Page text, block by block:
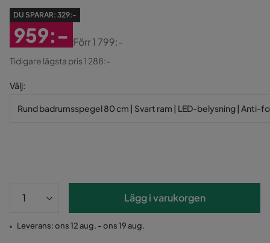
DU SPARAR: 329:-
Rabatterat
Pris
959:-
Original
Pris
Förr1 799:-
Tidigare lägsta pris 1 288:-
Välj:
Rund badrumsspegel 80 cm | Svart ram | LED-belysning | Anti-
Lägg i varukorgen
Leverans: ons 12 aug. - ons 19 aug.